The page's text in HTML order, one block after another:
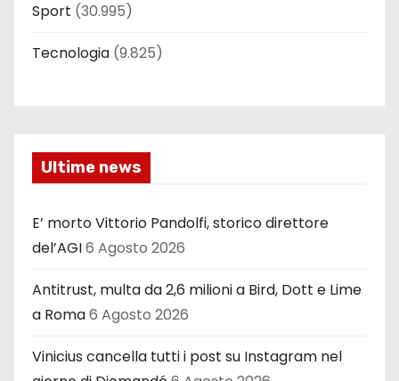
Sport (30.995)
Tecnologia (9.825)
Ultime news
E’ morto Vittorio Pandolfi, storico direttore
del’AGI6 Agosto 2026
Antitrust, multa da 2,6 milioni a Bird, Dott e Lime
a Roma6 Agosto 2026
Vinicius cancella tutti i post su Instagram nel